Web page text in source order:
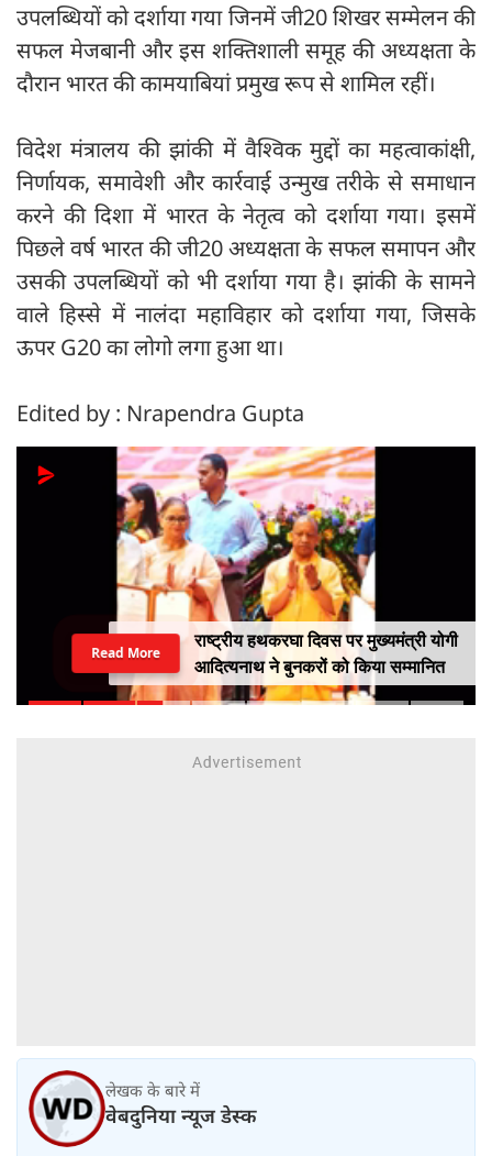
उपलब्धियों को दर्शाया गया जिनमें जी20 शिखर सम्मेलन की
सफल मेजबानी और इस शक्तिशाली समूह की अध्यक्षता के
दौरान भारत की कामयाबियां प्रमुख रूप से शामिल रहीं।
विदेश मंत्रालय की झांकी में वैश्विक मुद्दों का महत्वाकांक्षी,
निर्णायक, समावेशी और कार्रवाई उन्मुख तरीके से समाधान
करने की दिशा में भारत के नेतृत्व को दर्शाया गया। इसमें
पिछले वर्ष भारत की जी20 अध्यक्षता के सफल समापन और
उसकी उपलब्धियों को भी दर्शाया गया है। झांकी के सामने
वाले हिस्से में नालंदा महाविहार को दर्शाया गया, जिसके
ऊपर G20 का लोगो लगा हुआ था।
Edited by : Nrapendra Gupta
राष्ट्रीय हथकरघा दिवस पर मुख्यमंत्री योगी
आदित्यनाथ ने बुनकरों को किया सम्मानित
Read More
लेखक के बारे में
वेबदुनिया न्यूज डेस्क